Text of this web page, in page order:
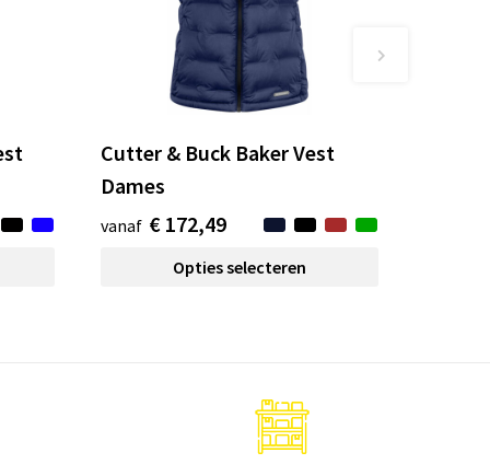
Cutter & Buck Baker Vest
Dames
vanaf € 172,49
Opties selecteren